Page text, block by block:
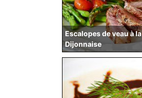
Escalopes de veau à la
Dijonnaise